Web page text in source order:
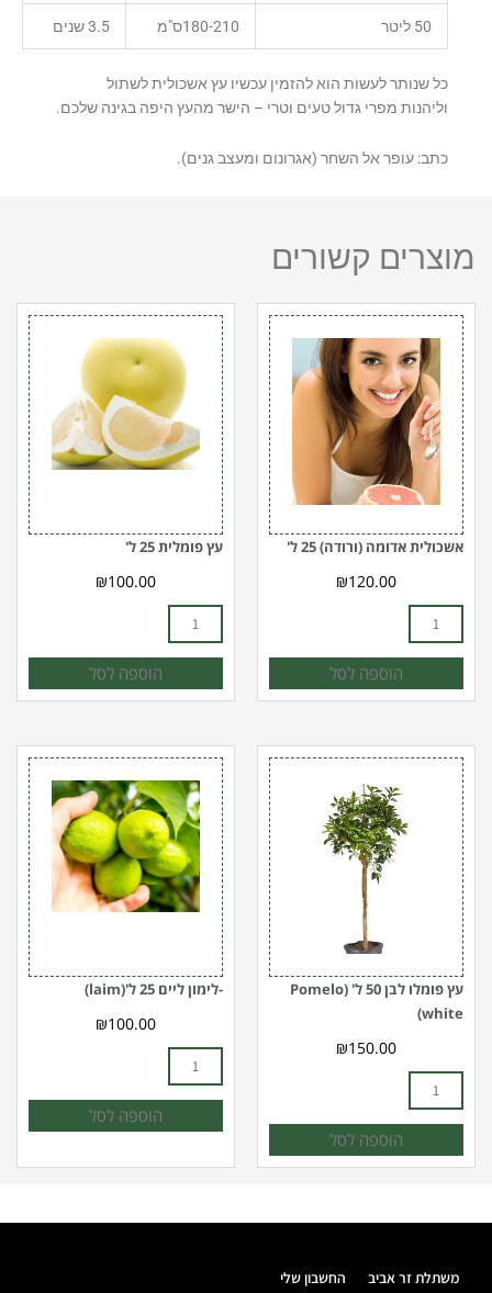
50 ליטר 180-210ס"מ 3.5 שנים
כל שנותר לעשות הוא להזמין עכשיו עץ אשכולית לשתול
וליהנות מפרי גדול טעים וטרי – הישר מהעץ היפה בגינה שלכם.
כתב: עופר אל השחר (אגרונום ומעצב גנים).
מוצרים קשורים
אשכולית אדומה (ורודה) 25 ל'
₪120.00
כמות
של
אשכולית
אדומה
(ורודה)
25
ל'
הוספה לסל
עץ פומלית 25 ל'
₪100.00
כמות
של
עץ
פומלית
25
ל'
הוספה לסל
עץ פומלו לבן 50 ל' (Pomelo
white)
₪150.00
כמות
של
עץ
פומלו
לבן
50
ל'
white)
הוספה לסל
-לימון ליים 25 ל'(laim)
₪100.00
כמות
של
-
לימון
ליים
25
ל'(laim)
הוספה לסל
משתלת זר אביב החשבון שלי